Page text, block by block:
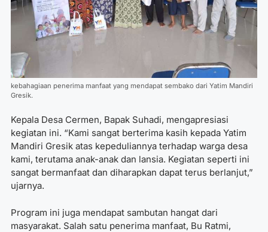
kebahagiaan penerima manfaat yang mendapat sembako dari Yatim Mandiri
Gresik.
Kepala Desa Cermen, Bapak Suhadi, mengapresiasi
kegiatan ini. “Kami sangat berterima kasih kepada Yatim
Mandiri Gresik atas kepeduliannya terhadap warga desa
kami, terutama anak-anak dan lansia. Kegiatan seperti ini
sangat bermanfaat dan diharapkan dapat terus berlanjut,”
ujarnya.
Program ini juga mendapat sambutan hangat dari
masyarakat. Salah satu penerima manfaat, Bu Ratmi,